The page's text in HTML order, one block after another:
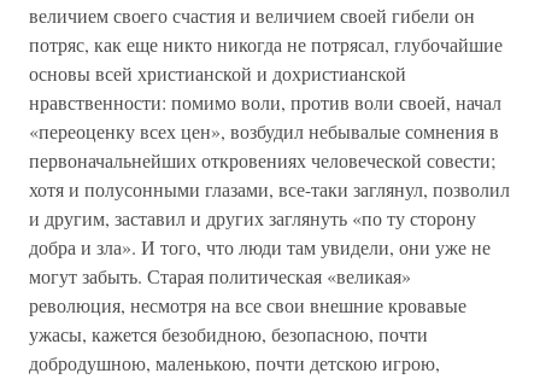
величием своего счастия и величием своей гибели он
потряс, как еще никто никогда не потрясал, глубочайшие
основы всей христианской и дохристианской
нравственности: помимо воли, против воли своей, начал
«переоценку всех цен», возбудил небывалые сомнения в
первоначальнейших откровениях человеческой совести;
хотя и полусонными глазами, все-таки заглянул, позволил
и другим, заставил и других заглянуть «по ту сторону
добра и зла». И того, что люди там увидели, они уже не
могут забыть. Старая политическая «великая»
революция, несмотря на все свои внешние кровавые
ужасы, кажется безобидною, безопасною, почти
добродушною, маленькою, почти детскою игрою,